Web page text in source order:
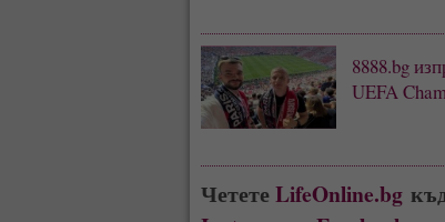
8888.bg
UEFA
ЧететеLifeOnline.bg